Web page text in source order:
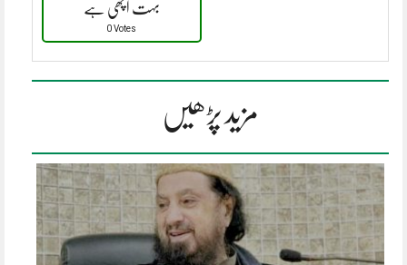
بہت اچھی ہے
0 Votes
مزید پڑھیں